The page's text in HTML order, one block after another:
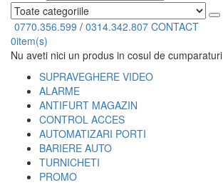
0770.356.599 / 0314.342.807 CONTACT
0item(s)
Nu aveti nici un produs in cosul de cumparaturi
SUPRAVEGHERE VIDEO
ALARME
ANTIFURT MAGAZIN
CONTROL ACCES
AUTOMATIZARI PORTI
BARIERE AUTO
TURNICHETI
PROMO